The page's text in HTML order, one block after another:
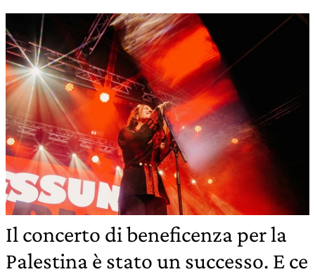
Il concerto di beneficenza per la
Palestina è stato un successo. E ce